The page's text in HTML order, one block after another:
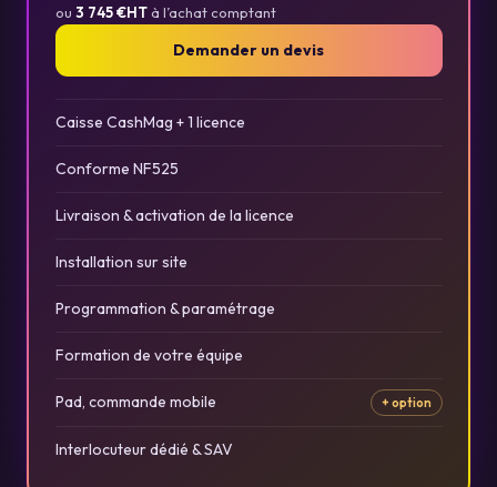
ou 3 745 €HTà l’achat comptant
Demander un devis
Caisse CashMag + 1 licence
Conforme NF525
Livraison & activation de la licence
Installation sur site
Programmation & paramétrage
Formation de votre équipe
Pad, commande mobile + option
Interlocuteur dédié & SAV